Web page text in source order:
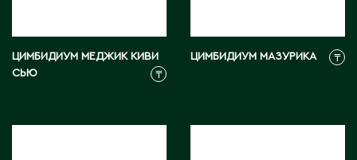
Эмба
ЦИМБИДИУМ МЕДЖИК КИВИ
СЬЮ
₸
ЦИМБИДИУМ МАЗУРИКА ₸